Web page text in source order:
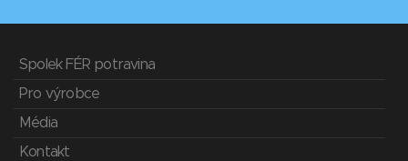
Spolek FÉR potravina
Pro výrobce
Média
Kontakt